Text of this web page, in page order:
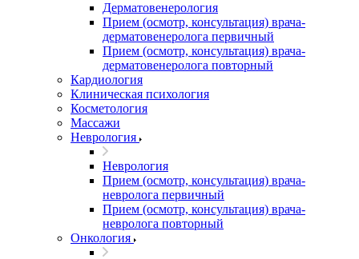
Дерматовенерология
Прием (осмотр, консультация) врача-
дерматовенеролога первичный
Прием (осмотр, консультация) врача-
дерматовенеролога повторный
Кардиология
Клиническая психология
Косметология
Массажи
Неврология
Неврология
Прием (осмотр, консультация) врача-
невролога первичный
Прием (осмотр, консультация) врача-
невролога повторный
Онкология